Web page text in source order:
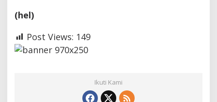
(hel)
Post Views: 149
Ikuti Kami